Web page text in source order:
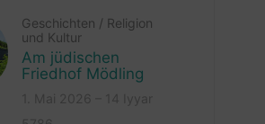
Geschichten / Religion
und Kultur
Am jüdischen
Friedhof Mödling